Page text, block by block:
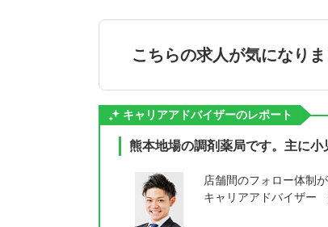
こちらの求人が気になりま
キャリアアドバイザーのレポート
熊本地場の調剤薬局です。主に小
店舗間のフォロー体制
キャリアアドバイザー